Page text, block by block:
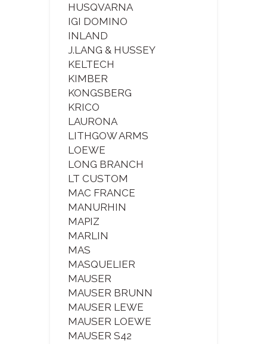
HUSQVARNA
IGI DOMINO
INLAND
J.LANG & HUSSEY
KELTECH
KIMBER
KONGSBERG
KRICO
LAURONA
LITHGOW ARMS
LOEWE
LONG BRANCH
LT CUSTOM
MAC FRANCE
MANURHIN
MAPIZ
MARLIN
MAS
MASQUELIER
MAUSER
MAUSER BRUNN
MAUSER LEWE
MAUSER LOEWE
MAUSER S42